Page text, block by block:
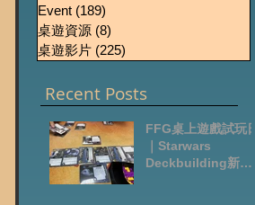
Event (189)
桌遊資源 (8)
桌遊影片 (225)
Recent Posts
FFG桌上遊戲試玩日
｜Starwars
Deckbuilding新擴